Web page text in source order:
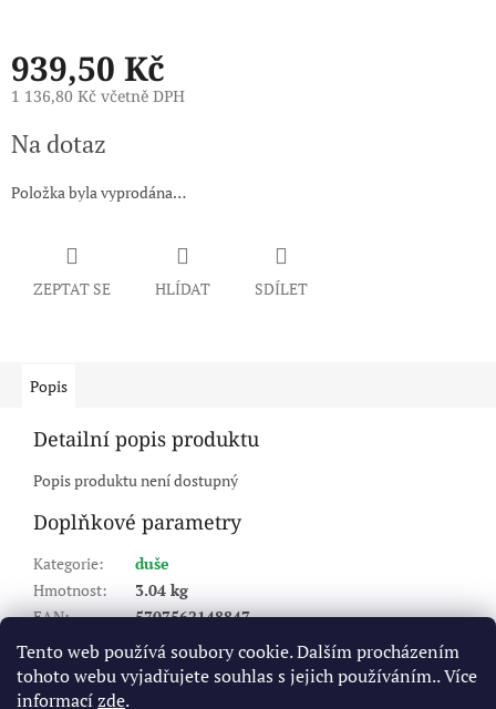
Tento web používá soubory cookie. Dalším procházením
tohoto webu vyjadřujete souhlas s jejich používáním.. Více
informacízde.
939,50 Kč
1 136,80 Kč včetně DPH
cena:
Na dotaz
Položka byla vyprodána…
ZEPTAT SE HLÍDAT SDÍLET
Popis
Detailní popis produktu
Popis produktu není dostupný
Doplňkové parametry
Kategorie:
duše
Hmotnost:
3.04 kg
EAN:
5707562148847
šířka
12 ,14
365
ráfek:
20
Typ ventilku: